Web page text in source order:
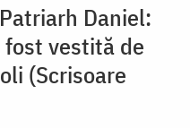
Daniel:
vestită de
(Scrisoare